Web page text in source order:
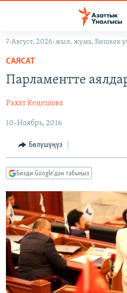
Навигацияга
өтүңүз
Издөөгө
салыңызКЫРГЫЗСТАН
САЯСАТ
ЭКОНОМИКА
МАДАНИЯТ
ДҮЙНӨ
ДҮЙНӨ
БОРБОР АЗИЯ
УКРАИНА
АТАЙЫН ИЛИКТӨӨ
ТВ ПРОГРАММАЛАР
БҮГҮН АЗАТТЫКТА
ЭКСПЕРТТЕР ТАЛДАЙТ
БИЗ ЖАНА ДҮЙНӨ
ДАНИСТЕ
ЭЖЕ-СИҢДИЛЕР
АЗАТТЫК+
ЫҢГАЙСЫЗ СУРООЛОР
ПОДКАСТ
ӨЗГӨЧӨ ПИКИР
Русский
ОНЛАЙН ШЕРИНЕ
7-Август, 2026-жыл, жума, Бишкек
САЯСАТ
Парламентте
Рахат Кеңешова
10-Ноябрь, 2016
Бөлүшүңүз
Бизди Google'дан табыңыз